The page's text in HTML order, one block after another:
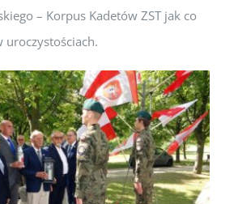
– Korpus Kadetów ZST jak co
uroczystościach.